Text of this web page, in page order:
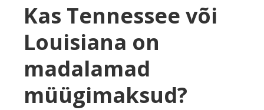
Kas Tennessee või
Louisiana on
madalamad
müügimaksud?